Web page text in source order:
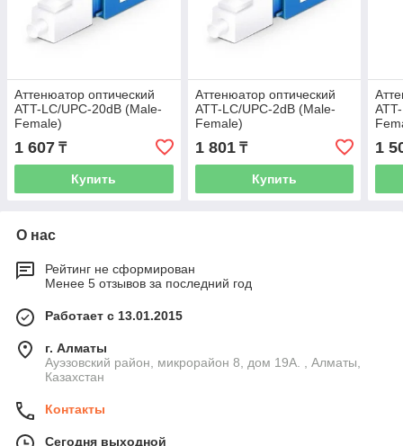
Аттенюатор оптический
ATT-LC/UPC-20dB (Male-
Female)
1 607 ₸
Купить
Аттенюатор оптический
ATT-LC/UPC-2dB (Male-
Female)
1 801₸
Купить
1
О нас
Рейтинг не сформирован
Менее 5 отзывов за последний год
Работает с 13.01.2015
г. Алматы
Ауэзовский район, микрорайон 8, дом 19А. , Алматы,
Казахстан
Контакты
Сегодня выходной